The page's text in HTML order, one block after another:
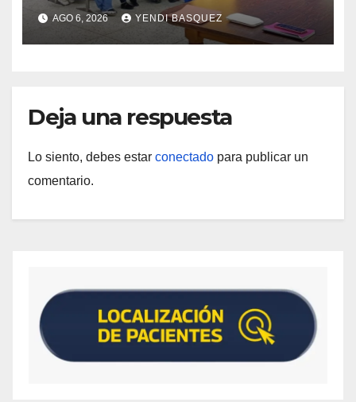
Tuberculosis en Yaracuy
AGO 6, 2026 YENDI BASQUEZ
Deja una respuesta
Lo siento, debes estar conectado para publicar un
comentario.